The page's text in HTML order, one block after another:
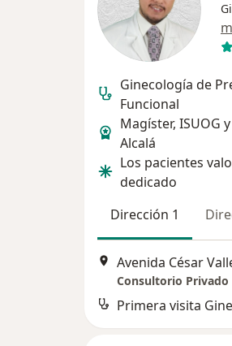
Ginecología de
Funcional
Magíster, ISUOG
Alcalá
Los pacientes
dedicado
Dirección 1
Avenida César
Consultorio Privado
Primera visita